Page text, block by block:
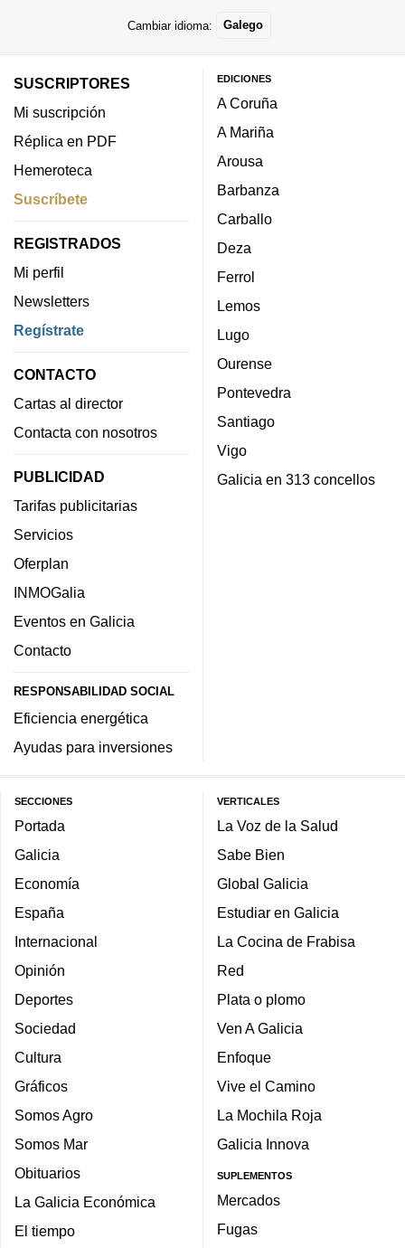
Cambiar idioma: Galego
SUSCRIPTORES
Mi suscripción
Réplica en PDF
Hemeroteca
Suscríbete
REGISTRADOS
Mi perfil
Newsletters
Regístrate
CONTACTO
Cartas al director
Contacta con nosotros
PUBLICIDAD
Tarifas publicitarias
Servicios
Oferplan
INMOGalia
Eventos en Galicia
Contacto
RESPONSABILIDAD SOCIAL
Eficiencia energética
Ayudas para inversiones
EDICIONES
A Coruña
A Mariña
Arousa
Barbanza
Carballo
Deza
Ferrol
Lemos
Lugo
Ourense
Pontevedra
Santiago
Vigo
Galicia en 313 concellos
SECCIONES
Portada
Galicia
Economía
España
Internacional
Opinión
Deportes
Sociedad
Cultura
Gráficos
Somos Agro
Somos Mar
Obituarios
La Galicia Económica
El tiempo
VERTICALES
La Voz de la Salud
Sabe Bien
Global Galicia
Estudiar en Galicia
La Cocina de Frabisa
Red
Plata o plomo
Ven A Galicia
Enfoque
Vive el Camino
La Mochila Roja
Galicia Innova
SUPLEMENTOS
Mercados
Fugas